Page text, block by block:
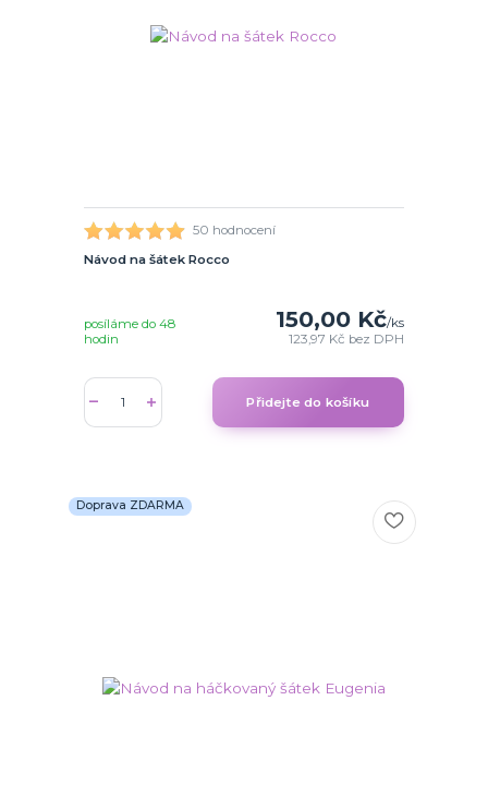
50 hodnocení
Návod na šátek Rocco
150,00 Kč/ks
123,97 Kč bez DPH
posíláme do 48
hodin
Přidejte do košíku
Doprava ZDARMA